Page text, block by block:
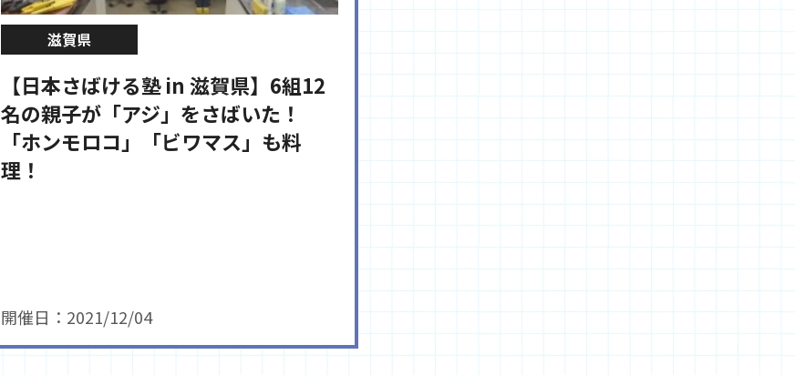
滋賀県
【日本さばける塾 in 滋賀県】6組12
名の親子が「アジ」をさばいた！
「ホンモロコ」「ビワマス」も料
理！
開催日：2021/12/04